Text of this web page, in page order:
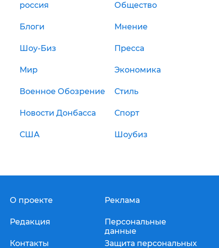
россия Общество
Блоги Мнение
Шоу-Биз Пресса
Мир Экономика
Военное Обозрение Стиль
Новости Донбасса Спорт
США Шоубиз
О проекте
Редакция
Контакты
Реклама
Персональные
данные
Защита персональных